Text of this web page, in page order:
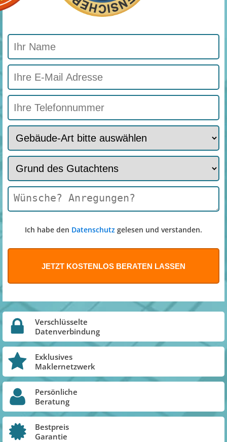
Ich habe den Datenschutz gelesen und verstanden.
Verschlüsselte
Datenverbindung
Exklusives
Maklernetzwerk
Persönliche
Beratung
Bestpreis
Garantie